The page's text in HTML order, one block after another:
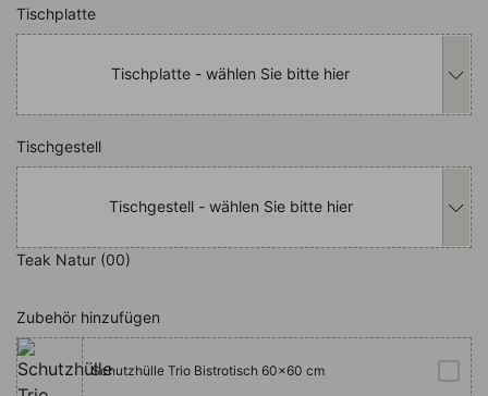
Nachfolgend können Sie das
Tischplatte
Tischplatte - wählen Sie bitte hier
Nachfolgend können Sie das
Tischgestell
Tischgestell - wählen Sie bitte hier
Teak Natur (00)
Zubehör hinzufügen
Schutzhülle Trio Bistrotisch 60x60 cm